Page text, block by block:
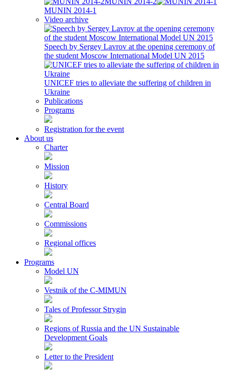
MUNIN 2014-1
Video archive
Speech by Sergey Lavrov at the opening ceremony of
the student Moscow International Model UN 2015
UNICEF tries to alleviate the suffering of children in
Ukraine
Publications
Programs
Registration for the event
About us
Charter
Mission
History
Central Board
Commissions
Regional offices
Programs
Model UN
Vestnik of the C-MIMUN
Tales of Professor Strygin
Regions of Russia and the UN Sustainable
Development Goals
Letter to the President